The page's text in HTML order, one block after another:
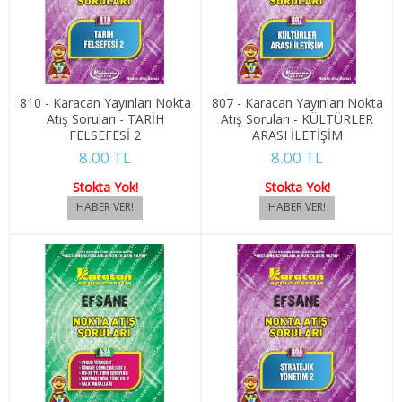
1. SINIF 2. YARIYIL HAVA KUV. MSL.
2. SINIF 3. YARIYIL HAVA KUV. MSL.
2. SINIF 4. YARIYIL HAVA KUV. MSL.
İLAHİYAT
1. SINIF 2. YARIYIL İLAHİYAT
2. SINIF 3. YARIYIL İLAHİYAT
2. SINIF 4. YARIYIL İLAHİYAT
İNSAN KAYN. YÖNETİMİ
1. SINIF 1. YARIYIL İNSAN KAYN. YÖN.
810 - Karacan Yayınları Nokta
Atış Soruları - TARİH
FELSEFESİ 2
8.00 TL
Stokta Yok!
807 - Karacan Yayınları Nokta
Atış Soruları - KÜLTÜRLER
ARASI İLETİŞİM
8.00 TL
Stokta Yok!